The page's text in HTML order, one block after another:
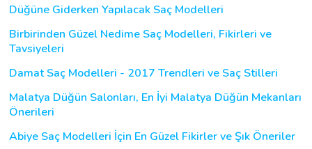
Düğüne Giderken Yapılacak Saç Modelleri
Birbirinden Güzel Nedime Saç Modelleri, Fikirleri ve
Tavsiyeleri
Damat Saç Modelleri - 2017 Trendleri ve Saç Stilleri
Malatya Düğün Salonları, En İyi Malatya Düğün Mekanları
Önerileri
Abiye Saç Modelleri İçin En Güzel Fikirler ve Şık Öneriler